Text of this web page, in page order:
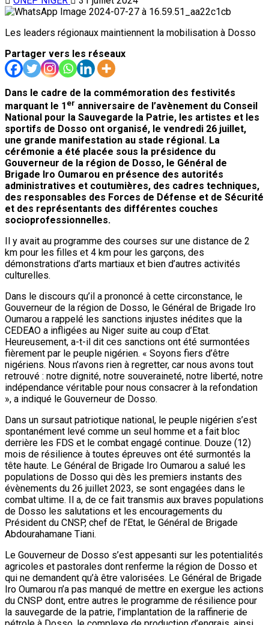
Les leaders régionaux maintiennent la mobilisation à Dosso
Partager vers les réseaux
Dans le cadre de la commémoration des festivités
marquant le 1 er anniversaire de l’avènement du Conseil
National pour la Sauvegarde la Patrie, les artistes et les
sportifs de Dosso ont organisé, le vendredi 26 juillet,
une grande manifestation au stade régional. La
cérémonie a été placée sous la présidence du
Gouverneur de la région de Dosso, le Général de
Brigade Iro Oumarou en présence des autorités
administratives et coutumières, des cadres techniques,
des responsables des Forces de Défense et de Sécurité
et des représentants des différentes couches
socioprofessionnelles.
Il y avait au programme des courses sur une distance de 2
km pour les filles et 4 km pour les garçons, des
démonstrations d’arts martiaux et bien d’autres activités
culturelles.
Dans le discours qu’il a prononcé à cette circonstance, le
Gouverneur de la région de Dosso, le Général de Brigade Iro
Oumarou a rappelé les sanctions injustes inédites que la
CEDEAO a infligées au Niger suite au coup d’Etat.
Heureusement, a-t-il dit ces sanctions ont été surmontées
fièrement par le peuple nigérien. « Soyons fiers d’être
nigériens. Nous n’avons rien à regretter, car nous avons tout
retrouvé : notre dignité, notre souveraineté, notre liberté, notre
indépendance véritable pour nous consacrer à la refondation
», a indiqué le Gouverneur de Dosso.
Dans un sursaut patriotique national, le peuple nigérien s’est
spontanément levé comme un seul homme et a fait bloc
derrière les FDS et le combat engagé continue. Douze (12)
mois de résilience à toutes épreuves ont été surmontés la
tête haute. Le Général de Brigade Iro Oumarou a salué les
populations de Dosso qui dès les premiers instants des
évènements du 26 juillet 2023, se sont engagées dans le
combat ultime. Il a, de ce fait transmis aux braves populations
de Dosso les salutations et les encouragements du
Président du CNSP, chef de l’Etat, le Général de Brigade
Abdourahamane Tiani.
Le Gouverneur de Dosso s’est appesanti sur les potentialités
agricoles et pastorales dont renferme la région de Dosso et
qui ne demandent qu’à être valorisées. Le Général de Brigade
Iro Oumarou n’a pas manqué de mettre en exergue les actions
du CNSP dont, entre autres le programme de résilience pour
la sauvegarde de la patrie, l’implantation de la raffinerie de